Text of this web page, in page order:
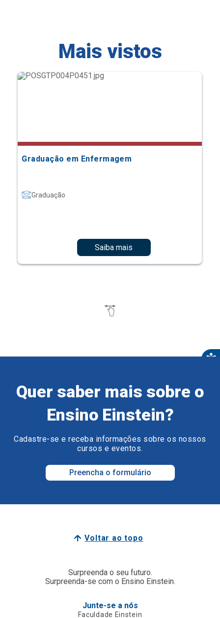
Mais vistos
Graduação em Enfermagem
Graduação
Saiba mais
Quer saber mais sobre o
Ensino Einstein?
Cadastre-se e receba informações sobre os nossos
cursos e eventos.
Preencha o formulário
Voltar ao topo
Surpreenda o seu futuro.
Surpreenda-se com o Ensino Einstein.
Junte-se a nós
Faculdade Einstein